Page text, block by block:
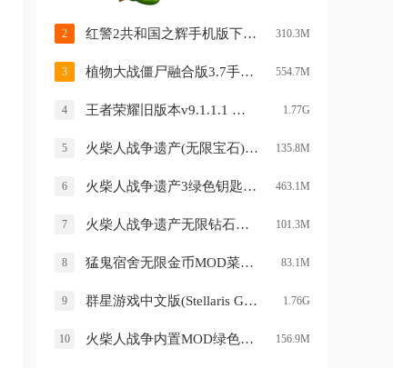
2 红警2共和国之辉手机版下载v3.5.0 安卓版 310.3M
3 植物大战僵尸融合版3.7手机版(PlantsVsZombiesRH)v3.7 安卓版 554.7M
4 王者荣耀旧版本v9.1.1.1 手机版 1.77G
5 火柴人战争遗产(无限宝石)游戏v6.251020.149 安卓版 135.8M
6 火柴人战争遗产3绿色钥匙版v2026.5.2752 安卓版 463.1M
7 火柴人战争遗产无限钻石版99999(Stick War: Legacy)v2023.5.1615 安卓版 101.3M
8 猛鬼宿舍无限金币MOD菜单v2.5.17 安卓版 83.1M
9 群星游戏中文版(Stellaris Galaxy Command)v0.2.45 最新版 1.76G
10 火柴人战争内置MOD绿色钥匙版v2024.1.5 最新版 156.9M